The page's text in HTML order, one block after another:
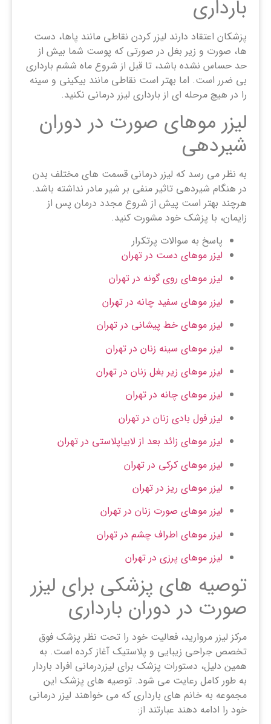
بارداری
پزشکان اعتقاد دارند لیزر کردن نقاطی مانند پاها، دست
ها، صورت و زیر بغل در صورتی که پوست شما بیش از
حد حساس نشده باشد، تا قبل از شروع ماه ششم بارداری
بی ضرر است. اما بهتر است نقاطی مانند بیکینی و سینه
را در هیچ مرحله ای از بارداری لیزر درمانی نکنید.
لیزر موهای صورت در دوران
شیردهی
به نظر می رسد که لیزر درمانی قسمت های مختلف بدن
در هنگام شیردهی تاثیر منفی بر شیر مادر نداشته باشد.
هرچند بهتر است پیش از شروع مجدد درمان پس از
زایمان، با پزشک خود مشورت کنید.
پاسخ به سوالات پرتکرار
لیزر موهای دست در تهران
لیزر موهای روی گونه در تهران
لیزر موهای سفید چانه در تهران
لیزر موهای خط پیشانی در تهران
لیزر موهای سینه زنان در تهران
لیزر موهای زیر بغل زنان در تهران
لیزر موهای چانه در تهران
لیزر فول بادی زنان در تهران
لیزر موهای زائد بعد از لابیاپلاستی در تهران
لیزر موهای کرکی در تهران
لیزر موهای ریز در تهران
لیزر موهای صورت زنان در تهران
لیزر موهای اطراف چشم در تهران
لیزر موهای پرزی در تهران
توصیه های پزشکی برای لیزر
صورت در دوران بارداری
مرکز لیزر مروارید، فعالیت خود را تحت نظر پزشک فوق
تخصص جراحی زیبایی و پلاستیک آغاز کرده است. به
همین دلیل، دستورات پزشک برای لیزردرمانی افراد باردار
به طور کامل رعایت می شود. توصیه های پزشک این
مجموعه به خانم های بارداری که می خواهند لیزر درمانی
خود را ادامه دهند عبارتند از: